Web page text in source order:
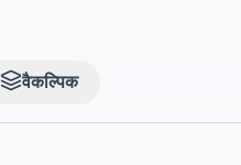
वैकल्पिक